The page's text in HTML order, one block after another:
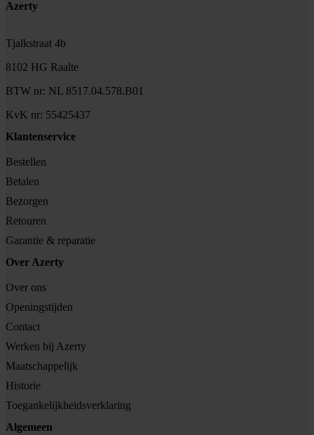
Footer
Azerty
Tjalkstraat 4b
8102 HG Raalte
BTW nr: NL 8517.04.578.B01
KvK nr: 55425437
Klantenservice
Bestellen
Betalen
Bezorgen
Retouren
Garantie & reparatie
Over Azerty
Over ons
Openingstijden
Contact
Werken bij Azerty
Maatschappelijk
Historie
Toegankelijkheidsverklaring
Algemeen